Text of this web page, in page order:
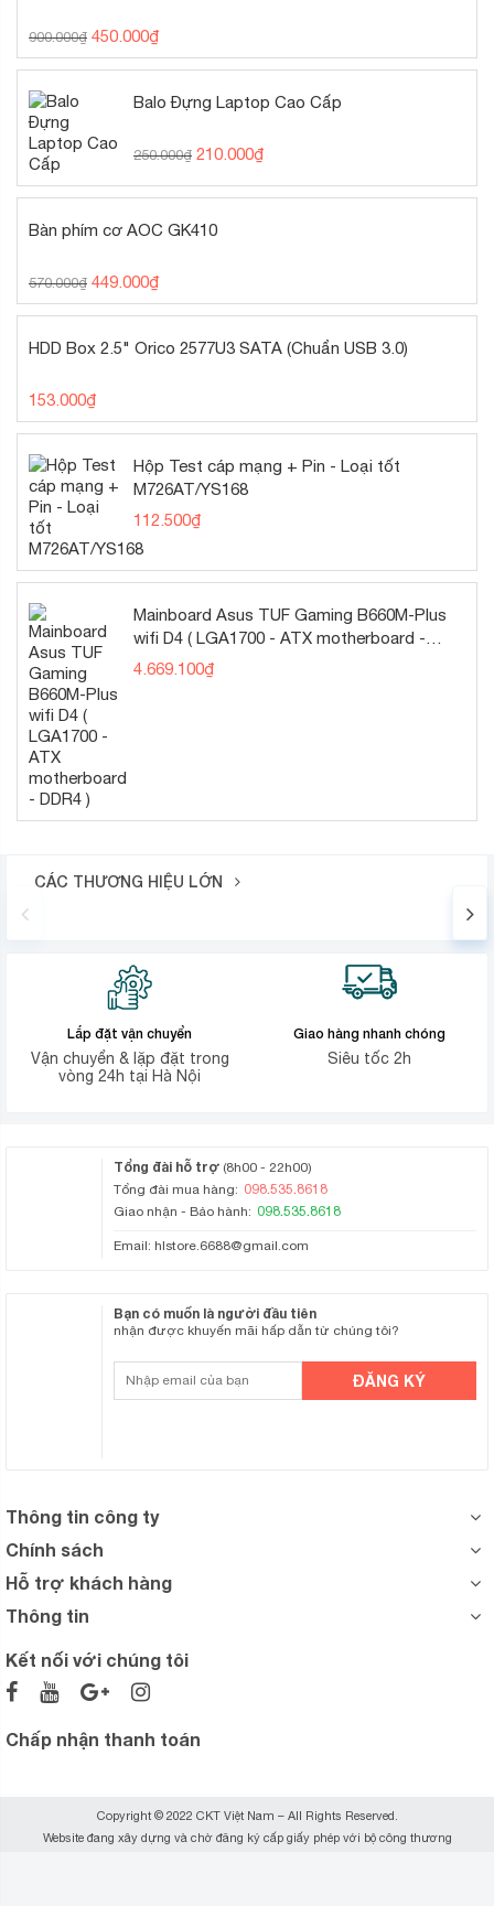
900.000₫ 450.000₫
Balo Đựng Laptop Cao Cấp
250.000₫ 210.000₫
Bàn phím cơ AOC GK410
570.000₫ 449.000₫
HDD Box 2.5" Orico 2577U3 SATA (Chuẩn USB 3.0)
153.000₫
Hộp Test cáp mạng + Pin - Loại tốt
M726AT/YS168
112.500₫
Mainboard Asus TUF Gaming B660M-Plus
wifi D4 ( LGA1700 - ATX motherboard -
DDR4 )
4.669.100₫
CÁC THƯƠNG HIỆU LỚN
Lắp đặt vận chuyển
Vận chuyển & lặp đặt trong
vòng 24h tại Hà Nội
Giao hàng nhanh chóng
Siêu tốc 2h
Tổng đài hỗ trợ (8h00 - 22h00)
Tổng đài mua hàng: 098.535.8618
Giao nhận - Bảo hành: 098.535.8618
Email: hlstore.6688@gmail.com
Bạn có muốn là người đầu tiên
nhận được khuyến mãi hấp dẫn từ chúng tôi?
Thông tin công ty
Chính sách
Hỗ trợ khách hàng
Thông tin
Kết nối với chúng tôi
Chấp nhận thanh toán
Copyright © 2022 CKT Việt Nam – All Rights Reserved.
Website đang xây dựng và chờ đăng ký cấp giấy phép với bộ công thương